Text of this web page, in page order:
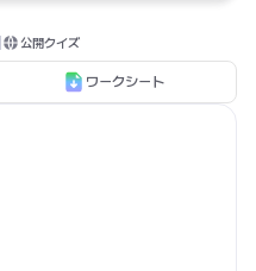
公開クイズ
ワークシート